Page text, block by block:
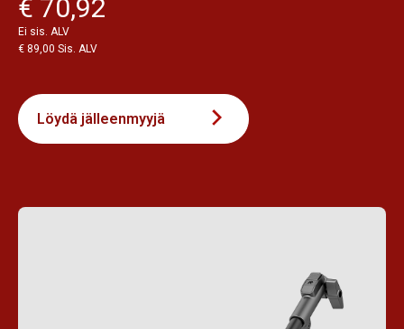
€ 70,92
Ei sis. ALV
€ 89,00 Sis. ALV
Löydä jälleenmyyjä